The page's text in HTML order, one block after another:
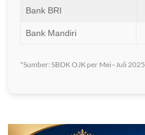
Bank BRI
Bank Mandiri
*Sumber: SBDK OJK per Mei–Juli 2025